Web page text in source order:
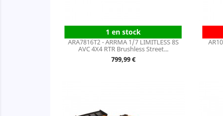
1 en stock
ARA7816T2 - ARRMA 1/7 LIMITLESS 8S
AVC 4X4 RTR Brushless Street...
Prix
799,99 €